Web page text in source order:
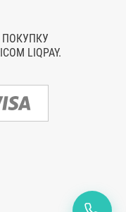
LIQPAY.